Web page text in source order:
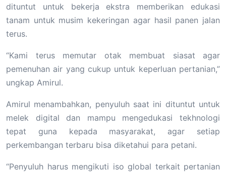
dituntut untuk bekerja ekstra memberikan edukasi
tanam untuk musim kekeringan agar hasil panen jalan
terus.
“Kami terus memutar otak membuat siasat agar
pemenuhan air yang cukup untuk keperluan pertanian,”
ungkap Amirul.
Amirul menambahkan, penyuluh saat ini dituntut untuk
melek digital dan mampu mengedukasi tekhnologi
tepat guna kepada masyarakat, agar setiap
perkembangan terbaru bisa diketahui para petani.
“Penyuluh harus mengikuti iso global terkait pertanian